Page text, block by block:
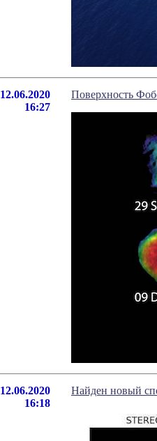
12.06.2020
16:27
Поверхность
12.06.2020
16:18
Найден новый